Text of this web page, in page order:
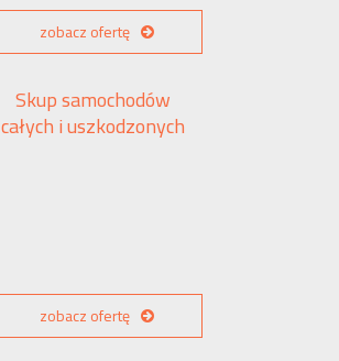
zobacz ofertę
Skup samochodów
całych i uszkodzonych
zobacz ofertę